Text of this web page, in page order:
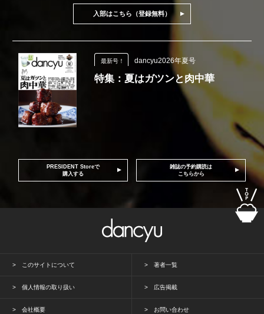
入部はこちら（登録無料）
最新号！ dancyu2026年夏号
特集：夏はガツンと肉中華
PRESIDENT Storeで
購入する
雑誌の予約購読は
こちらから
このサイトについて 著者一覧
個人情報の取り扱い 広告掲載
会社概要 お問い合わせ